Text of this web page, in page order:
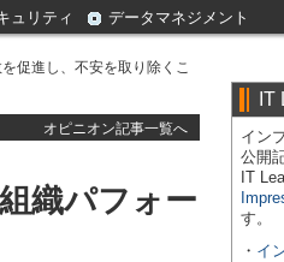
ュリティ データマネジメント
を促進し、不安を取り除くこ
オピニオン記事一覧へ
織パフォー
IT
イン
公開
IT
す。
・ イ